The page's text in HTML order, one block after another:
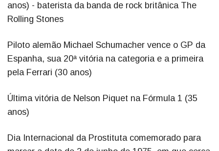
anos) - baterista da banda de rock britânica The
Rolling Stones
Piloto alemão Michael Schumacher vence o GP da
Espanha, sua 20ª vitória na categoria e a primeira
pela Ferrari (30 anos)
Última vitória de Nelson Piquet na Fórmula 1 (35
anos)
Dia Internacional da Prostituta comemorado para